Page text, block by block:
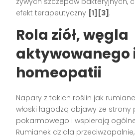
efekt terapeutyczny [1][3] .
Rola ziół, węgla
aktywowanego
homeopatii
Napary z takich roślin jak
włoski łagodzą objawy ze strony
pokarmowego i wspierają
Rumianek działa